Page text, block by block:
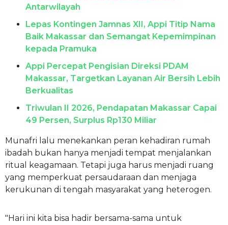
Antarwilayah
Lepas Kontingen Jamnas XII, Appi Titip Nama
Baik Makassar dan Semangat Kepemimpinan
kepada Pramuka
Appi Percepat Pengisian Direksi PDAM
Makassar, Targetkan Layanan Air Bersih Lebih
Berkualitas
Triwulan II 2026, Pendapatan Makassar Capai
49 Persen, Surplus Rp130 Miliar
Munafri lalu menekankan peran kehadiran rumah
ibadah bukan hanya menjadi tempat menjalankan
ritual keagamaan. Tetapi juga harus menjadi ruang
yang memperkuat persaudaraan dan menjaga
kerukunan di tengah masyarakat yang heterogen.
"Hari ini kita bisa hadir bersama-sama untuk